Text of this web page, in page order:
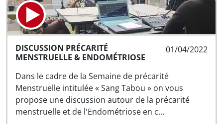
01/04/2022
DISCUSSION PRÉCARITÉ
MENSTRUELLE & ENDOMÉTRIOSE
Dans le cadre de la Semaine de précarité
Menstruelle intitulée « Sang Tabou » on vous
propose une discussion autour de la précarité
menstruelle et de l'Endométriose en c…